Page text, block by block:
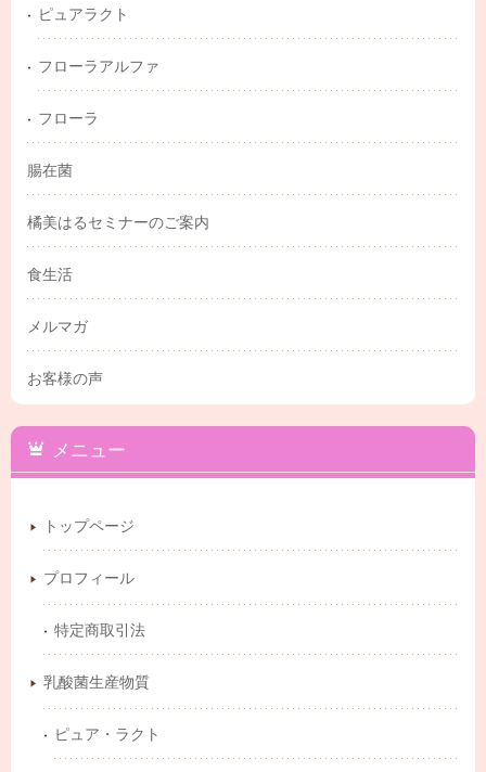
ピュアラクト
フローラアルファ
フローラ
腸在菌
橘美はるセミナーのご案内
食生活
メルマガ
お客様の声
メニュー
トップページ
プロフィール
特定商取引法
乳酸菌生産物質
ピュア・ラクト